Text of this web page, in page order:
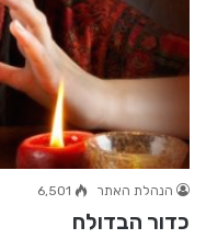
הנהלת האתר 6,501
כדור הבדולח